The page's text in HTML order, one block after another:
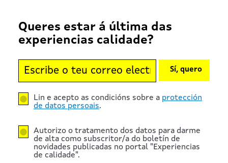
Queres estar á última das
experiencias calidade?
Lin e acepto as condicións sobre a protección
de datos persoais.
Autorizo o tratamento dos datos para darme
de alta como subscritor/a do boletín de
novidades publicadas no portal "Experiencias
de calidade".
Sí, quero